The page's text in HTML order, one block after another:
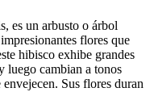
es un arbusto o árbol
flores que
hibisco exhibe grandes
luego cambian a tonos
Sus flores duran